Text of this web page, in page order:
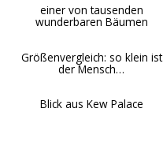
einer von tausenden
wunderbaren Bäumen
Größenvergleich: so klein ist
der Mensch…
Blick aus Kew Palace